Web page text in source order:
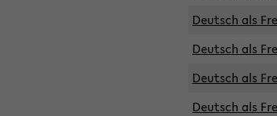
Deutsch als
Deutsch als
Deutsch als
Deutsch als